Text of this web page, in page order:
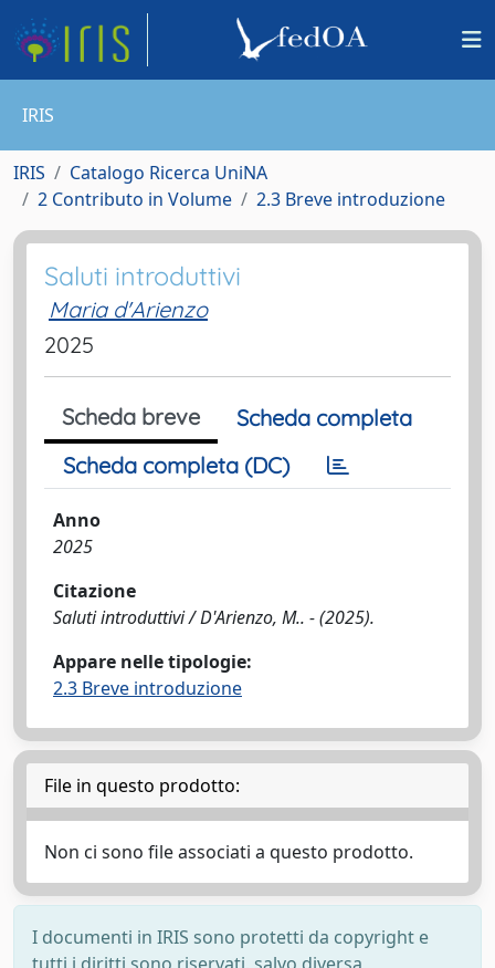
IRIS
IRIS
Catalogo Ricerca UniNA
2 Contributo in Volume
2.3 Breve introduzione
Saluti introduttivi
Maria d'Arienzo
2025
Scheda breve
Scheda completa
Scheda completa (DC)
Anno
2025
Citazione
Saluti introduttivi / D'Arienzo, M.. - (2025).
Appare nelle tipologie:
2.3 Breve introduzione
File in questo prodotto:
Non ci sono file associati a questo prodotto.
I documenti in IRIS sono protetti da copyright e